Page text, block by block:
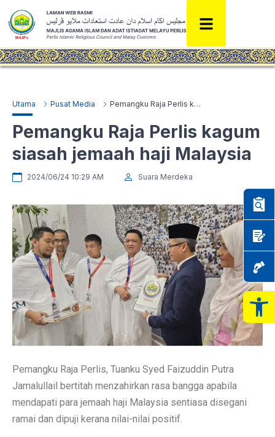
Utama Pusat Media Pemangku Raja Perlis kagum siasah jemaah haji Malaysia
Pemangku Raja Perlis kagum
siasah jemaah haji Malaysia
2024/06/24 10:29 AM Suara Merdeka
Pemangku Raja Perlis, Tuanku Syed Faizuddin Putra
Jamalullail bertitah menzahirkan rasa bangga apabila
mendapati para jemaah haji Malaysia sentiasa disegani
ramai dan dipuji kerana nilai-nilai positif.